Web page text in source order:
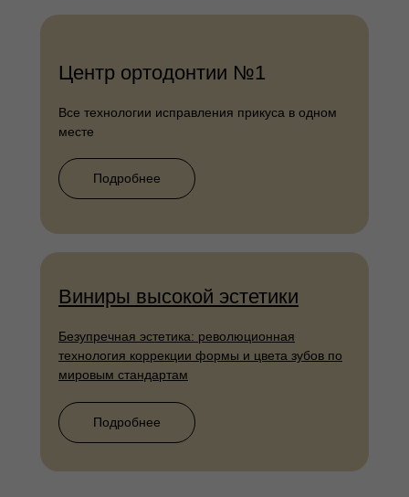
Виниры высокой эстетики
Подробнее
Безупречная эстетика: революционная
технология коррекции формы и цвета зубов по
мировым стандартам
Центр ортодонтии №1
Подробнее
Все технологии исправления прикуса в одном
месте